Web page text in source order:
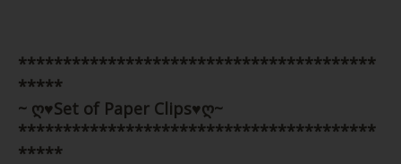
****************************************
*****
~ ღ♥Set of Paper Clips♥ღ~
****************************************
*****